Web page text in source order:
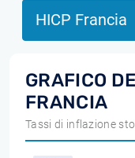
HICP Francia
GRAFICO
FRANCIA
Tassi di inflazione